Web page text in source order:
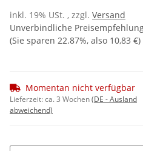
inkl. 19% USt. , zzgl. Versand
Unverbindliche
(Sie sparen 22.87%, also 10,83 €)
Momentan nicht verfügbar
Lieferzeit:ca. 3 Wochen(DE - Ausland
abweichend)